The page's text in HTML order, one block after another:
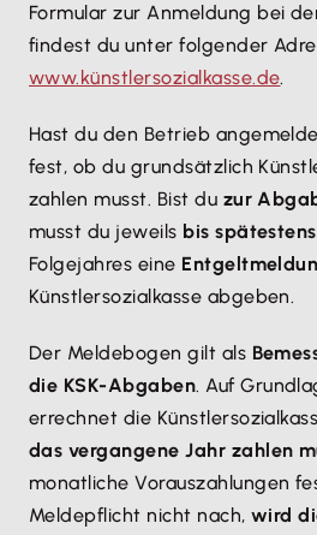
Formular zur Anmeldung bei
findest du unter folgender
www.künstlersozialkasse.de.
Hast du den Betrieb
fest, ob du grundsätzlich
zahlen musst. Bist du zur
musst du jeweils bis
Folgejahres eine
Künstlersozialkasse abgeben.
Der Meldebogen gilt als
die KSK-Abgaben. Auf
errechnet die
das vergangene Jahr zahlen
monatliche Vorauszahlungen
Meldepflicht nicht nach, wird